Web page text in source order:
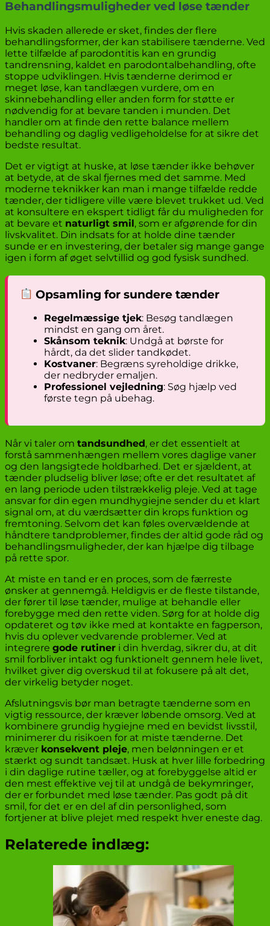
Behandlingsmuligheder ved løse tænder
Hvis skaden allerede er sket, findes der flere
behandlingsformer, der kan stabilisere tænderne. Ved
lette tilfælde af parodontitis kan en grundig
tandrensning, kaldet en parodontalbehandling, ofte
stoppe udviklingen. Hvis tænderne derimod er
meget løse, kan tandlægen vurdere, om en
skinnebehandling eller anden form for støtte er
nødvendig for at bevare tanden i munden. Det
handler om at finde den rette balance mellem
behandling og daglig vedligeholdelse for at sikre det
bedste resultat.
Det er vigtigt at huske, at løse tænder ikke behøver
at betyde, at de skal fjernes med det samme. Med
moderne teknikker kan man i mange tilfælde redde
tænder, der tidligere ville være blevet trukket ud. Ved
at konsultere en ekspert tidligt får du muligheden for
at bevare et naturligt smil, som er afgørende for din
livskvalitet. Din indsats for at holde dine tænder
sunde er en investering, der betaler sig mange gange
igen i form af øget selvtillid og god fysisk sundhed.
Opsamling for sundere tænder
Regelmæssige tjek: Besøg tandlægen
mindst en gang om året.
Skånsom teknik: Undgå at børste for
hårdt, da det slider tandkødet.
Kostvaner: Begræns syreholdige drikke,
der nedbryder emaljen.
Professionel vejledning: Søg hjælp ved
første tegn på ubehag.
Når vi taler om tandsundhed , er det essentielt at
forstå sammenhængen mellem vores daglige vaner
og den langsigtede holdbarhed. Det er sjældent, at
tænder pludselig bliver løse; ofte er det resultatet af
en lang periode uden tilstrækkelig pleje. Ved at tage
ansvar for din egen mundhygiejne sender du et klart
signal om, at du værdsætter din krops funktion og
fremtoning. Selvom det kan føles overvældende at
håndtere tandproblemer, findes der altid gode råd og
behandlingsmuligheder, der kan hjælpe dig tilbage
på rette spor.
At miste en tand er en proces, som de færreste
ønsker at gennemgå. Heldigvis er de fleste tilstande,
der fører til løse tænder, mulige at behandle eller
forebygge med den rette viden. Sørg for at holde dig
opdateret og tøv ikke med at kontakte en fagperson,
hvis du oplever vedvarende problemer. Ved at
integrere gode rutiner i din hverdag, sikrer du, at dit
smil forbliver intakt og funktionelt gennem hele livet,
hvilket giver dig overskud til at fokusere på alt det,
der virkelig betyder noget.
Afslutningsvis bør man betragte tænderne som en
vigtig ressource, der kræver løbende omsorg. Ved at
kombinere grundig hygiejne med en bevidst livsstil,
minimerer du risikoen for at miste tænderne. Det
kræver konsekvent pleje, men belønningen er et
stærkt og sundt tandsæt. Husk at hver lille forbedring
i din daglige rutine tæller, og at forebyggelse altid er
den mest effektive vej til at undgå de bekymringer,
der er forbundet med løse tænder. Pas godt på dit
smil, for det er en del af din personlighed, som
fortjener at blive plejet med respekt hver eneste dag.
Relaterede indlæg: